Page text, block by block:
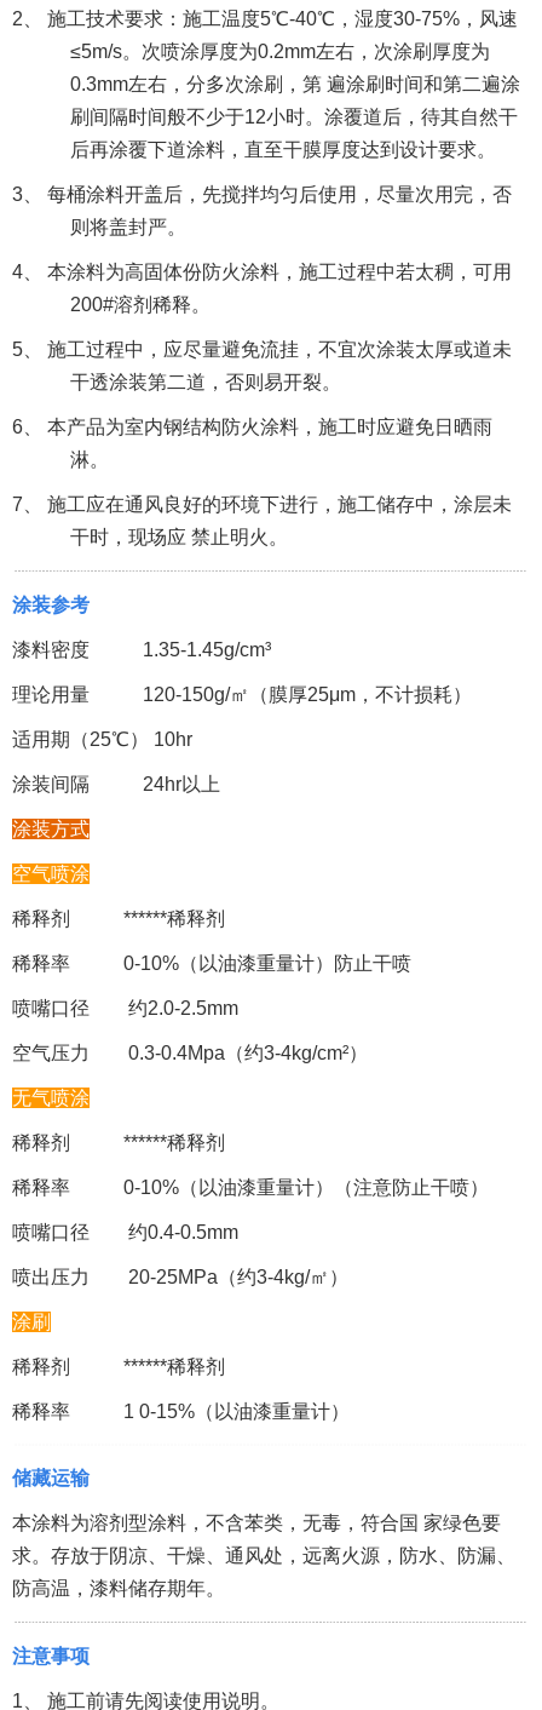
2、 施工技术要求：施工温度5℃-40℃，湿度30-75% ，风速
≤5m/s。次喷涂厚度为0.2mm左右，次涂刷厚度为
0.3mm左右，分多次涂刷，第 遍涂刷时间和第二遍涂
刷间隔时间般不少于12小时。涂覆道后，待其自然干
后再涂覆下道涂料，直至干膜厚度达到设计要求。
3、 每桶涂料开盖后，先搅拌均匀后使用，尽量次用完，否
则将盖封严。
4、 本涂料为高固体份防火涂料，施工过程中若太稠，可用
200#溶剂稀释。
5、 施工过程中，应尽量避免流挂，不宜次涂装太厚或道未
干透涂装第二道，否则易开裂。
6、 本产品为室内钢结构防火涂料，施工时应避免日晒雨
淋。
7、 施工应在通风良好的环境下进行，施工储存中，涂层未
干时，现场应 禁止明火。
涂装参考
漆料密度 1.35-1.45g/cm³
理论用量 120-150g/㎡（膜厚25μm，不计损耗）
适用期（25℃） 10hr
涂装间隔 24hr以上
涂装方式
空气喷涂
稀释剂 ******稀释剂
稀释率 0-10%（以油漆重量计）防止干喷
喷嘴口径 约2.0-2.5mm
空气压力 0.3-0.4Mpa（约3-4kg/cm²）
无气喷涂
稀释剂 ******稀释剂
稀释率 0-10%（以油漆重量计）（注意防止干喷）
喷嘴口径 约0.4-0.5mm
喷出压力 20-25MPa（约3-4kg/㎡）
涂刷
稀释剂 ******稀释剂
稀释率 1 0-15%（以油漆重量计）
储藏运输
本涂料为溶剂型涂料，不含苯类，无毒，符合国 家绿色要
求。存放于阴凉、干燥、通风处，远离火源，防水、防漏、
防高温，漆料储存期年。
注意事项
1、 施工前请先阅读使用说明。